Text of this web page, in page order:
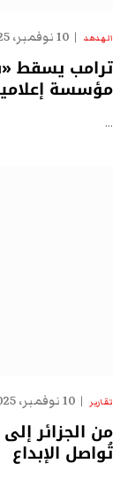
الهدهد 10 نوفمبر، 2025
ترامب يسقط
مؤسسة
…
تقارير 10 نوفمبر، 2025
من الجزائر
تُواصل الإبداع